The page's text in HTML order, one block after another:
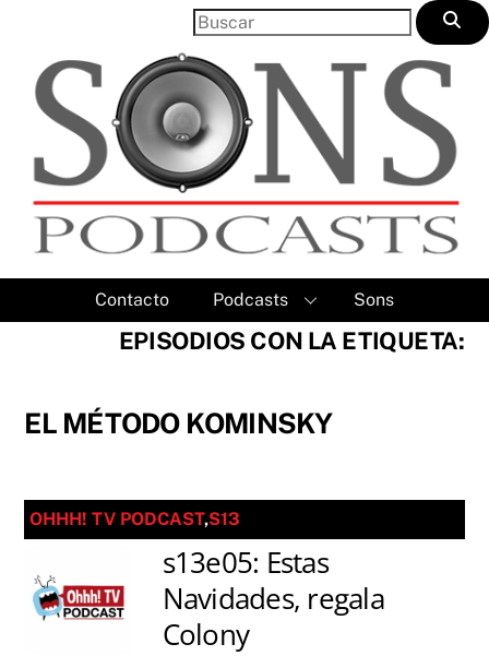
content
Contacto Podcasts Sons
EPISODIOS CON LA ETIQUETA:
EL MÉTODO KOMINSKY
OHHH! TV PODCAST,S13
s13e05: Estas
Navidades, regala
Colony